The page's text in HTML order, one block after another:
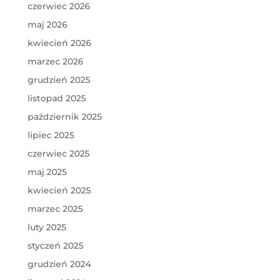
czerwiec 2026
maj 2026
kwiecień 2026
marzec 2026
grudzień 2025
listopad 2025
październik 2025
lipiec 2025
czerwiec 2025
maj 2025
kwiecień 2025
marzec 2025
luty 2025
styczeń 2025
grudzień 2024